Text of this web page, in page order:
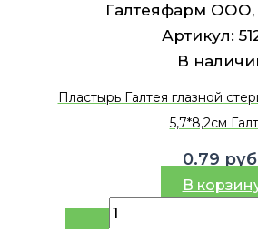
Галтеяфарм ООО,
Артикул:
В
Пластырь Галтея глазной
5,7*8,2см
0.79
В